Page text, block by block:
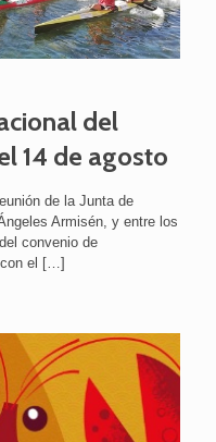
del
14 de agosto
de la Junta de
Armisén, y entre los
convenio de
el […]